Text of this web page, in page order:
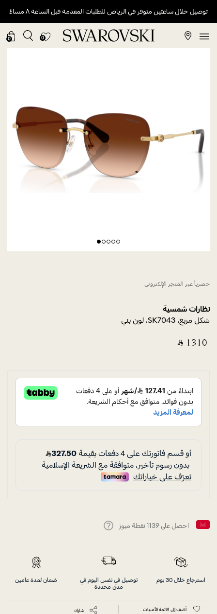
توصيل خلال ساعتين متوفر في الرياض للطلبات المقدمة قبل الساعة ٨ مساءً
0
0
حصرياً عبر المتجر الإلكتروني
نظارات شمسية
شكل مربع، SK7043، لون بني
‎ ⃁ ⁦1310⁩ ‎
احصل على 1139 نقطة ميوز
استرجاع خلال 30 يوم
توصيل في نفس اليوم في
مدن محددة
ضمان لمدة عامين
أضف إلى قائمة الأمنيات شارك